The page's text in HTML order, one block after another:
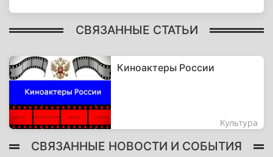
СВЯЗАННЫЕ СТАТЬИ
Киноактеры России
Культура
СВЯЗАННЫЕ НОВОСТИ И СОБЫТИЯ